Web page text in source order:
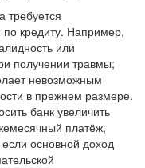
требуется
по кредиту. Например,
или
получении травмы;
невозможным
в прежнем размере.
банк увеличить
платёж;
основной доход